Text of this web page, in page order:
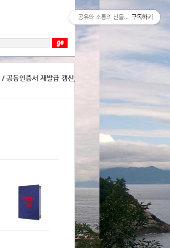
공동인증서 재발급 갱신,
공유와 소통의 산들바람구독하기